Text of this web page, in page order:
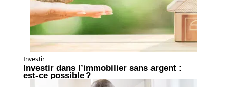
Investir
Investir dans l’immobilier sans argent :
est-ce possible ?